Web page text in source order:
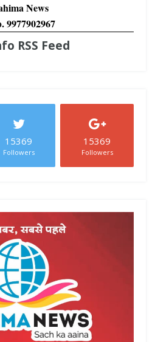
News
9977902967
RSS Feed
15369
Followers
15369
Followers